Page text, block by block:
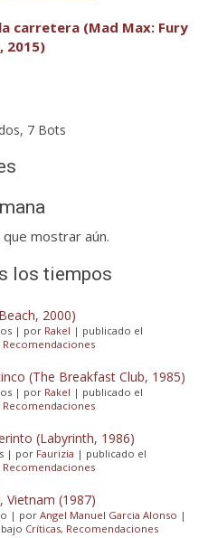
carretera (Mad Max: Fury
2015)
7 Bots
mostrar aún.
los tiempos
2000)
| por Rakel | publicado el
Recomendaciones
(The Breakfast Club, 1985)
| por Rakel | publicado el
Recomendaciones
(Labyrinth, 1986)
| por Faurizia | publicado el
Recomendaciones
Vietnam (1987)
| por Angel Manuel Garcia Alonso |
bajo Críticas, Recomendaciones